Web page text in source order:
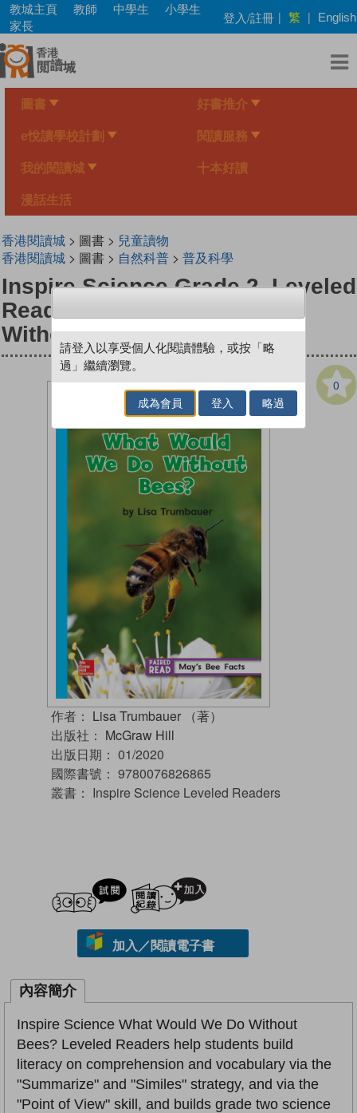
Skip
main
content
教城主頁 教師 中學生
小學生
家長
登入/註冊 | 繁 | English
圖書 好書推介
e悅讀學校計劃 閱讀服務
我的閱讀城 十本好讀
漫話生活
香港閱讀城> 圖書 > 兒童讀物
香港閱讀城> 圖書 > 自然科普> 普及科學
Inspire Science Grade 2, Leveled
Reader, What Would We Do
Without Bees?
0
作者： Lisa Trumbauer （著）
出版社： McGraw Hill
出版日期： 01/2020
國際書號： 9780076826865
叢書： Inspire Science Leveled Readers
試閲
加入／閱讀電子書
內容簡介
Inspire Science What Would We Do Without
Bees? Leveled Readers help students build
literacy on comprehension and vocabulary via the
"Summarize" and "Similes" strategy, and via the
"Point of View" skill, and builds grade two science
請登入以享受個人化閱讀體驗，或按「略
過」繼續瀏覽。
成為會員 登入 略過